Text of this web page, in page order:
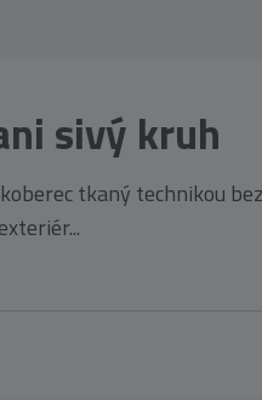
sivý kruh
tkaný technikou